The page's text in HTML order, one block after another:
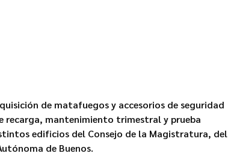
de matafuegos y accesorios de seguridad
recarga, mantenimiento trimestral y prueba
edificios del Consejo de la Magistratura, del
de Buenos.